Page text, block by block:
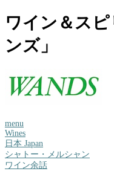
ワイン＆ス
ンズ」
menu
Wines
日本 Japan
シャトー・メルシャン
ワイン余話